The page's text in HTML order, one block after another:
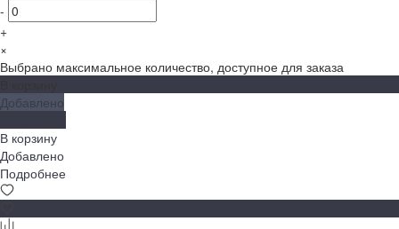
-
+
×
Выбрано максимальное количество, доступное для заказа
Добавлено
В корзину
Добавлено
Подробнее